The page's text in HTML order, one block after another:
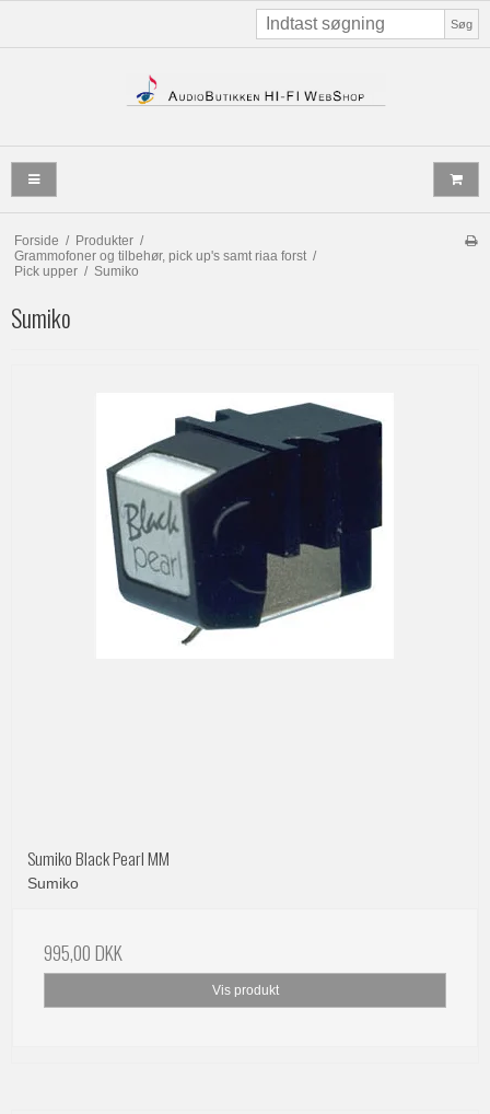
Søg
Forside / Produkter /
Grammofoner og tilbehør, pick up's samt riaa forst /
Pick upper / Sumiko
Sumiko
Sumiko Black Pearl MM
Sumiko
995,00 DKK
Vis produkt